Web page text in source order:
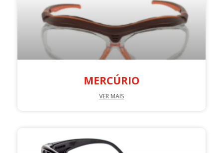
MERCÚRIO
VER MAIS